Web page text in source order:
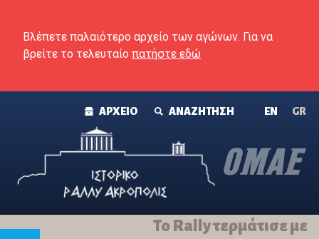
Βλέπετε παλαιότερο αρχείο των αγώνων. Για να
βρείτε το τελευταίο πατήστε εδώ
ΑΡΧΕΙΟ ΑΝΑΖΗΤΗΣΗ ΕΝ GR
Το Rally τερμάτισε με